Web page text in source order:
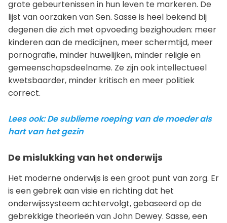
grote gebeurtenissen in hun leven te markeren. De
lijst van oorzaken van Sen. Sasse is heel bekend bij
degenen die zich met opvoeding bezighouden: meer
kinderen aan de medicijnen, meer schermtijd, meer
pornografie, minder huwelijken, minder religie en
gemeenschapsdeelname. Ze zijn ook intellectueel
kwetsbaarder, minder kritisch en meer politiek
correct.
Lees ook: De sublieme roeping van de moeder als
hart van het gezin
De mislukking van het onderwijs
Het moderne onderwijs is een groot punt van zorg. Er
is een gebrek aan visie en richting dat het
onderwijssysteem achtervolgt, gebaseerd op de
gebrekkige theorieën van John Dewey. Sasse, een